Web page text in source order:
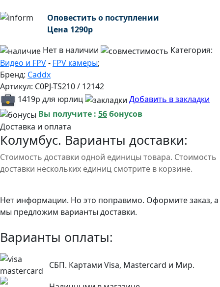
Оповестить о поступлении
Цена 1290р
Нет в наличии
Категория:
Видео и FPV- FPV камеры;
Бренд: Caddx
Артикул: C0PJ-TS210 / 12142
1419р для юрлиц
Добавить в закладки
Вы получите : 56бонусов
Доставка и оплата
Колумбус. Варианты доставки:
Стоимость доставки одной единицы товара. Стоимость
доставки нескольких единиц смотрите в корзине.
Нет информации. Но это поправимо. Оформите заказ, а
мы предложим варианты доставки.
Варианты оплаты:
СБП. Картами Visa, Mastercard и Мир.